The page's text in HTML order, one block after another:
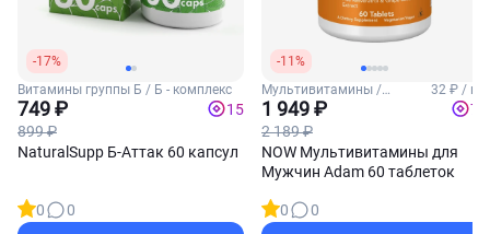
-17%
Витамины группы Б / Б - комплекс
749 ₽
899 ₽
15
NaturalSupp Б-Аттак 60 капсул
0
0
-11%
Мультивитамины /
Мужские витамины
32 ₽ / шт
1 949 ₽
2 189 ₽
78
NOW Мультивитамины для
Мужчин Adam 60 таблеток
0
0